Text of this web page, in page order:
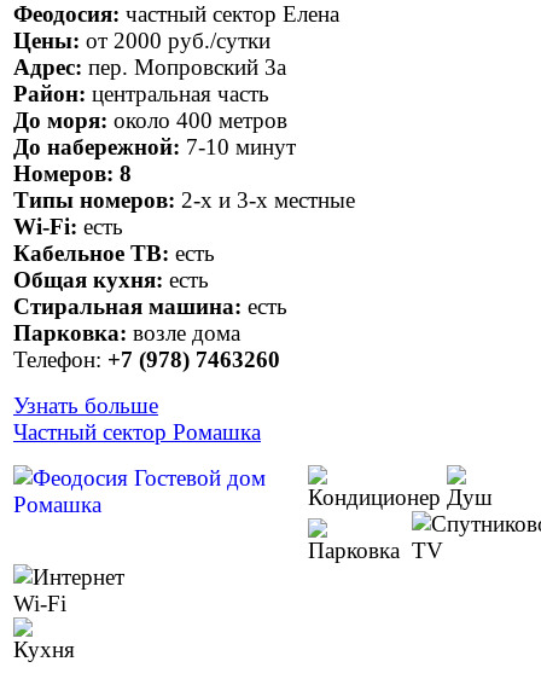
Феодосия: частный сектор Елена
Цены: от 2000 руб./сутки
Адрес: пер. Мопровский 3а
Район: центральная часть
До моря: около 400 метров
До набережной: 7-10 минут
Номеров: 8
Типы номеров: 2-х и 3-х местные
Wi-Fi: есть
Кабельное ТВ: есть
Общая кухня: есть
Стиральная машина: есть
Парковка: возле дома
Телефон: +7 (978) 7463260
Узнать больше
Частный сектор Ромашка